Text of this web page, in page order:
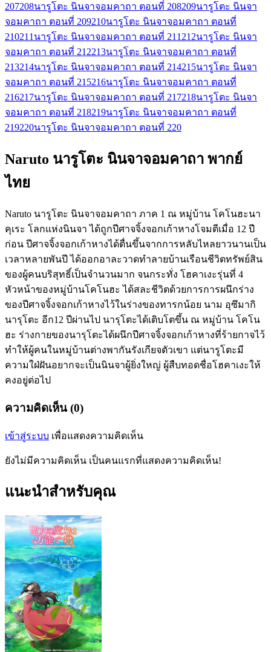
207208นารูโตะ นินจาจอมคาถา ตอนที่ 208209นารูโตะ นินจา
จอมคาถา ตอนที่ 209210นารูโตะ นินจาจอมคาถา ตอนที่
210211 นารูโตะ นินจาจอมคาถา ตอนที่ 211 212นารูโตะ นินจา
จอมคาถา ตอนที่ 212213นารูโตะ นินจาจอมคาถา ตอนที่
213214นารูโตะ นินจาจอมคาถา ตอนที่ 214215นารูโตะ นินจา
จอมคาถา ตอนที่ 215216นารูโตะ นินจาจอมคาถา ตอนที่
216217นารูโตะ นินจาจอมคาถา ตอนที่ 217218นารูโตะ นินจา
จอมคาถา ตอนที่ 218219นารูโตะ นินจาจอมคาถา ตอนที่
219220นารูโตะ นินจาจอมคาถา ตอนที่ 220
Naruto นารูโตะ นินจาจอมคาถา พากย์
ไทย
Naruto นารูโตะ นินจาจอมคาถา ภาค 1 ณ หมู่บ้าน โคโนฮะนา
คุเระ โลกแห่งนินจา ได้ถูกปีศาจจิ้งจอกเก้าหางโจมตีเมื่อ 12 ปี
ก่อน ปีศาจจิ้งจอกเก้าหางได้ตื่นขึ้นจากการหลับไหลยาวนานเป็น
เวลาหลายพันปี ได้ออกอาละวาดทำลายบ้านเรือนชีวิตทรัพย์สิน
ของผู้คนบริสุทธิ์เป็นจำนวนมาก จนกระทั่ง โฮคาเงะรุ่นที่ 4
หัวหน้าของหมู่บ้านโคโนฮะ ได้สละชีวิตด้วยการการผนึกร่าง
ของปีศาจจิ้งจอกเก้าหางไว้ในร่างของทารกน้อย นาม อุซึมากิ
นารุโตะ อีก12 ปีผ่านไป นารุโตะได้เติบโตขึ้น ณ หมู่บ้าน โคโน
ฮะ ร่างกายของนารุโตะได้ผนึกปีศาจจิ้งจอกเก้าหางที่ร้ายกาจไว้
ทำให้ผู้คนในหมู่บ้านต่างพากันรังเกียจตัวเขา แต่นารูโตะมี
ความใฝ่ฝันอยากจะเป็นนินจาผู้ยิ่งใหญ่ ผู้สืบทอดชื่อโฮคาเงะให้
คงอยู่ต่อไป
ความคิดเห็น (0)
เข้าสู่ระบบ เพื่อแสดงความคิดเห็น
ยังไม่มีความคิดเห็น เป็นคนแรกที่แสดงความคิดเห็น!
แนะนำสำหรับคุณ